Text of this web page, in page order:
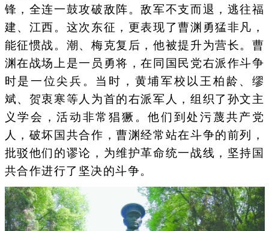
锋，全连一鼓攻破敌阵。敌军不支而退，逃往福
建、江西。这次东征，更表现了曹渊勇猛非凡，
能征惯战。潮、梅克复后，他被提升为营长。曹
渊在战场上是一员勇将，在同国民党右派作斗争
时是一位尖兵。当时，黄埔军校以王柏龄、缪
斌、贺衷寒等人为首的右派军人，组织了孙文主
义学会，活动非常猖獗。他们到处污蔑共产党
人，破坏国共合作，曹渊经常站在斗争的前列，
批驳他们的谬论，为维护革命统一战线，坚持国
共合作进行了坚决的斗争。